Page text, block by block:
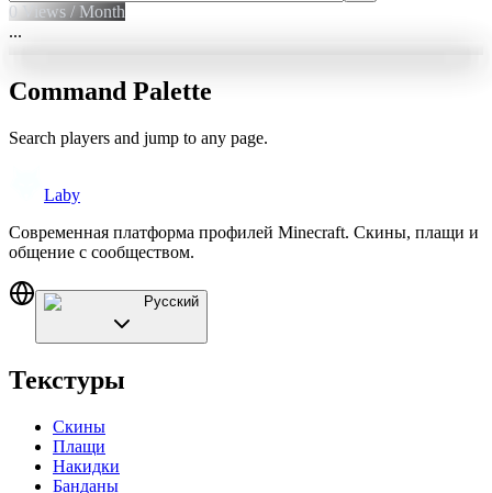
0 Views / Month
...
Command Palette
Search players and jump to any page.
Laby
Современная платформа профилей Minecraft. Скины, плащи и
общение с сообществом.
Русский
Текстуры
Скины
Плащи
Накидки
Банданы